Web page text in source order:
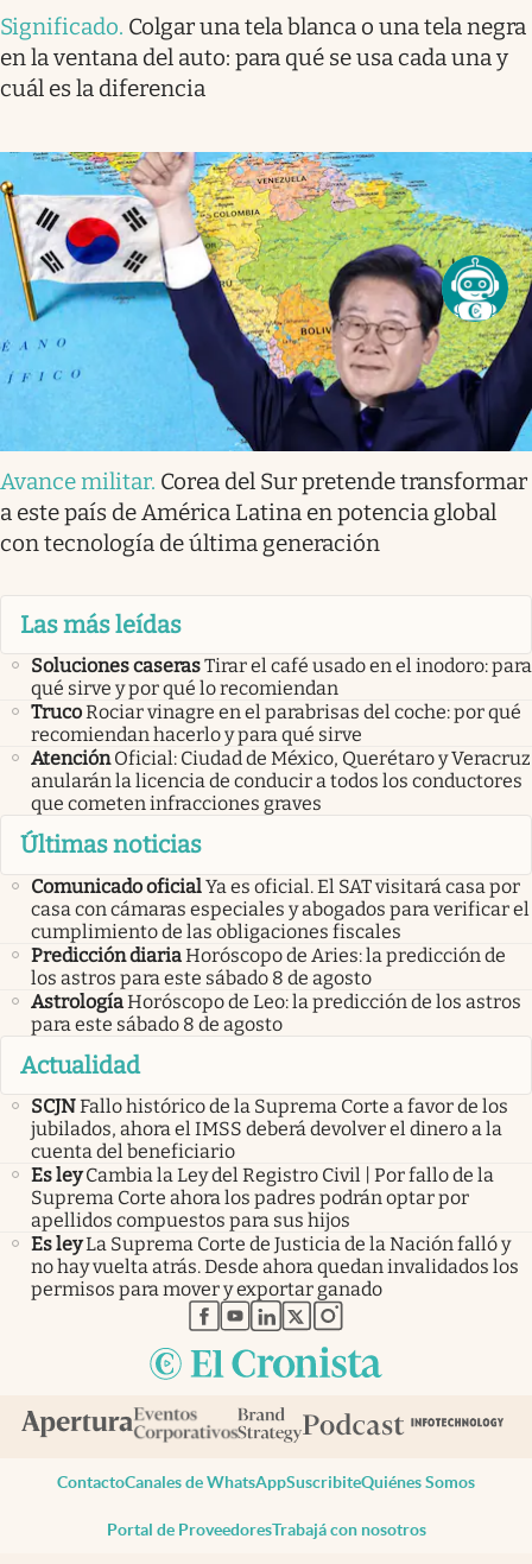
Significado. Colgar una tela blanca o una tela negra
en la ventana del auto: para qué se usa cada una y
cuál es la diferencia
Avance militar. Corea del Sur pretende transformar
a este país de América Latina en potencia global
con tecnología de última generación
Las más leídas
Soluciones caserasTirar el café usado en el inodoro: para
qué sirve y por qué lo recomiendan
TrucoRociar vinagre en el parabrisas del coche: por qué
recomiendan hacerlo y para qué sirve
Atención Oficial: Ciudad de México, Querétaro y Veracruz
anularán la licencia de conducir a todos los conductores
que cometen infracciones graves
Últimas noticias
Comunicado oficialYa es oficial. El SAT visitará casa por
casa con cámaras especiales y abogados para verificar el
cumplimiento de las obligaciones fiscales
Predicción diariaHoróscopo de Aries: la predicción de
los astros para este sábado 8 de agosto
AstrologíaHoróscopo de Leo: la predicción de los astros
para este sábado 8 de agosto
Actualidad
SCJNFallo histórico de la Suprema Corte a favor de los
jubilados, ahora el IMSS deberá devolver el dinero a la
cuenta del beneficiario
Es ley Cambia la Ley del Registro Civil | Por fallo de la
Suprema Corte ahora los padres podrán optar por
apellidos compuestos para sus hijos
Es leyLa Suprema Corte de Justicia de la Nación falló y
no hay vuelta atrás. Desde ahora quedan invalidados los
permisos para mover y exportar ganado
abre en nueva pestaña
abre en nueva pestaña
abre en nueva pestaña
abre en nueva pestaña
abre en nueva pestaña
ContactoCanales de WhatsAppSuscribiteQuiénes Somos
Portal de ProveedoresTrabajá con nosotros